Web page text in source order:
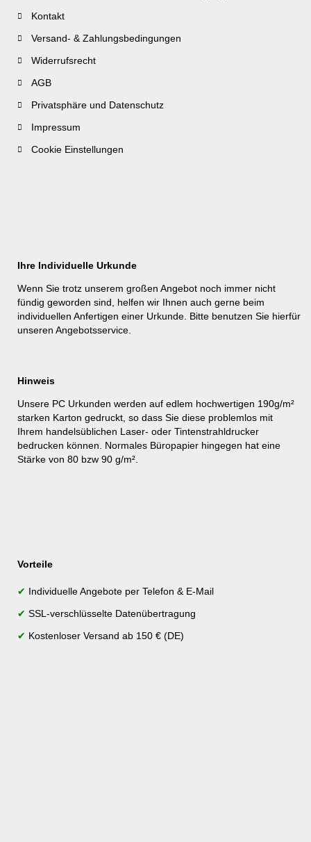
Kontakt
Versand- & Zahlungsbedingungen
Widerrufsrecht
AGB
Privatsphäre und Datenschutz
Impressum
Cookie Einstellungen
Ihre Individuelle Urkunde
Wenn Sie trotz unserem großen Angebot noch immer nicht
fündig geworden sind, helfen wir Ihnen auch gerne beim
individuellen Anfertigen einer Urkunde. Bitte benutzen Sie hierfür
unseren Angebotsservice
Hinweis
Unsere PC Urkunden werden auf edlem hochwertigen 190g/m²
starken Karton gedruckt, so dass Sie diese problemlos mit
Ihrem handelsüblichen Laser- oder Tintenstrahldrucker
bedrucken können. Normales Büropapier hingegen hat eine
Stärke von 80 bzw 90 g/m².
Vorteile
✔ Individuelle Angebote per Telefon & E-Mail
✔ SSL-verschlüsselte Datenübertragung
✔ Kostenloser Versand ab 150 € (DE)